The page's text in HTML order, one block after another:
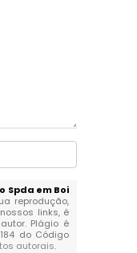
Spda em Boi
reprodução,
links, é
Plágio é
do Código
autorais.